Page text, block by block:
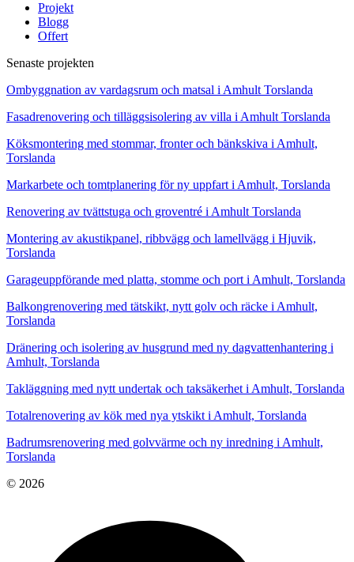
Projekt
Blogg
Offert
Senaste projekten
Ombyggnation av vardagsrum och matsal i Amhult Torslanda
Fasadrenovering och tilläggsisolering av villa i Amhult Torslanda
Köksmontering med stommar, fronter och bänkskiva i Amhult,
Torslanda
Markarbete och tomtplanering för ny uppfart i Amhult, Torslanda
Renovering av tvättstuga och groventré i Amhult Torslanda
Montering av akustikpanel, ribbvägg och lamellvägg i Hjuvik,
Torslanda
Garageuppförande med platta, stomme och port i Amhult, Torslanda
Balkongrenovering med tätskikt, nytt golv och räcke i Amhult,
Torslanda
Dränering och isolering av husgrund med ny dagvattenhantering i
Amhult, Torslanda
Takläggning med nytt undertak och taksäkerhet i Amhult, Torslanda
Totalrenovering av kök med nya ytskikt i Amhult, Torslanda
Badrumsrenovering med golvvärme och ny inredning i Amhult,
Torslanda
© 2026